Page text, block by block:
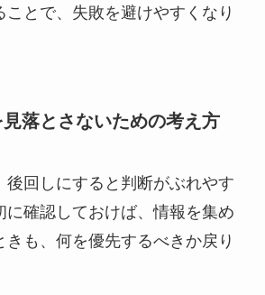
ことで、失敗を避けやすくなり
落とさないための考え方
後回しにすると判断がぶれやす
に確認しておけば、情報を集め
きも、何を優先するべきか戻り